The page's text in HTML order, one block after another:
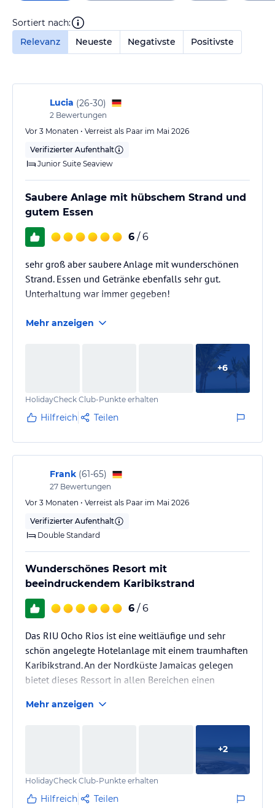
Sortiert nach:
Relevanz
Neueste Negativste Positivste
Lucia (26-30)
2 Bewertungen
Vor 3 Monaten • Verreist als Paar im Mai 2026
Verifizierter Aufenthalt
Junior Suite Seaview
Saubere Anlage mit hübschem Strand und
gutem Essen
6 / 6
sehr groß aber saubere Anlage mit wunderschönen
Strand. Essen und Getränke ebenfalls sehr gut.
Unterhaltung war immer gegeben!
Mehr anzeigen
+6
HolidayCheck Club-Punkte erhalten
Hilfreich Teilen
Frank (61-65)
27 Bewertungen
Vor 3 Monaten • Verreist als Paar im Mai 2026
Verifizierter Aufenthalt
Double Standard
Wunderschönes Resort mit
beeindruckendem Karibikstrand
6 / 6
Das RIU Ocho Rios ist eine weitläufige und sehr
schön angelegte Hotelanlage mit einem traumhaften
Karibikstrand. An der Nordküste Jamaicas gelegen
bietet dieses Ressort in allen Bereichen einen
Kulinarik. Das Hotelpersonal war stets freundlich und
hatte immer gute Laune. Die Zimmerreinigung war
Mehr anzeigen
+2
HolidayCheck Club-Punkte erhalten
Hilfreich Teilen